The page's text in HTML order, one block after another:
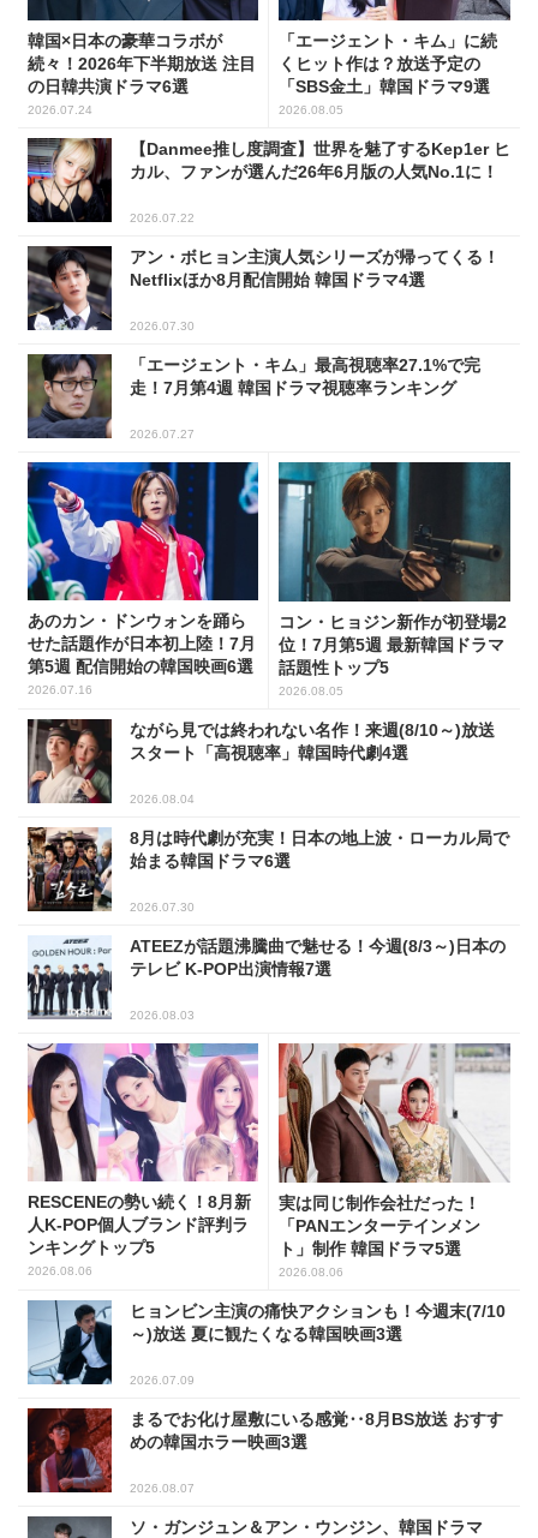
韓国×日本の豪華コラボが
続々！2026年下半期放送 注目
の日韓共演ドラマ6選
2026.07.24
「エージェント・キム」に続
くヒット作は？放送予定の
「SBS金土」韓国ドラマ9選
2026.08.05
【Danmee推し度調査】世界を魅了するKep1er ヒ
カル、ファンが選んだ26年6月版の人気No.1に！
2026.07.22
アン・ボヒョン主演人気シリーズが帰ってくる！
Netflixほか8月配信開始 韓国ドラマ4選
2026.07.30
「エージェント・キム」最高視聴率27.1%で完
走！7月第4週 韓国ドラマ視聴率ランキング
2026.07.27
あのカン・ドンウォンを踊ら
せた話題作が日本初上陸！7月
第5週 配信開始の韓国映画6選
2026.07.16
コン・ヒョジン新作が初登場2
位！7月第5週 最新韓国ドラマ
話題性トップ5
2026.08.05
ながら見では終われない名作！来週(8/10～)放送
スタート「高視聴率」韓国時代劇4選
2026.08.04
8月は時代劇が充実！日本の地上波・ローカル局で
始まる韓国ドラマ6選
2026.07.30
ATEEZが話題沸騰曲で魅せる！今週(8/3～)日本の
テレビ K-POP出演情報7選
2026.08.03
RESCENEの勢い続く！8月新
人K-POP個人ブランド評判ラ
ンキングトップ5
2026.08.06
実は同じ制作会社だった！
「PANエンターテインメン
ト」制作 韓国ドラマ5選
2026.08.06
ヒョンビン主演の痛快アクションも！今週末(7/10
～)放送 夏に観たくなる韓国映画3選
2026.07.09
まるでお化け屋敷にいる感覚‥8月BS放送 おすす
めの韓国ホラー映画3選
2026.08.07
ソ・ガンジュン＆アン・ウンジン、韓国ドラマ